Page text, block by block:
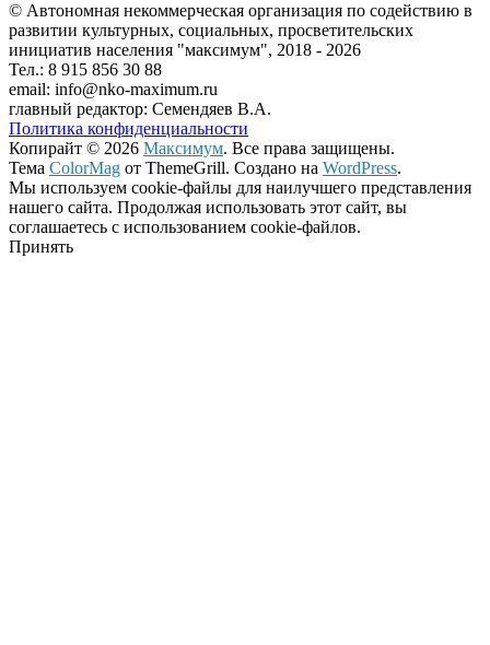
© Автономная некоммерческая организация по содействию в
развитии культурных, социальных, просветительских
инициатив населения "максимум", 2018 - 2026
Тел.: 8 915 856 30 88
email: info@nko-maximum.ru
главный редактор: Семендяев В.А.
Политика конфиденциальности
Копирайт © 2026 Максимум. Все права защищены.
Тема ColorMag от ThemeGrill. Создано на WordPress.
Мы используем cookie-файлы для наилучшего представления
нашего сайта. Продолжая использовать этот сайт, вы
соглашаетесь с использованием cookie-файлов.
Принять